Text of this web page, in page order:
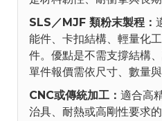
SLS／MJF 類粉末製程：
能件、卡扣結構、輕量化
件。優點是不需支撐結構
單件報價需依尺寸、數量與
CNC或傳統加工： 適合高
治具、耐熱或高剛性要求